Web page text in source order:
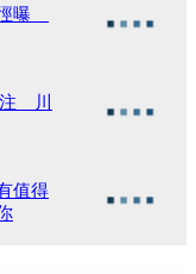
曝
注 川
值得